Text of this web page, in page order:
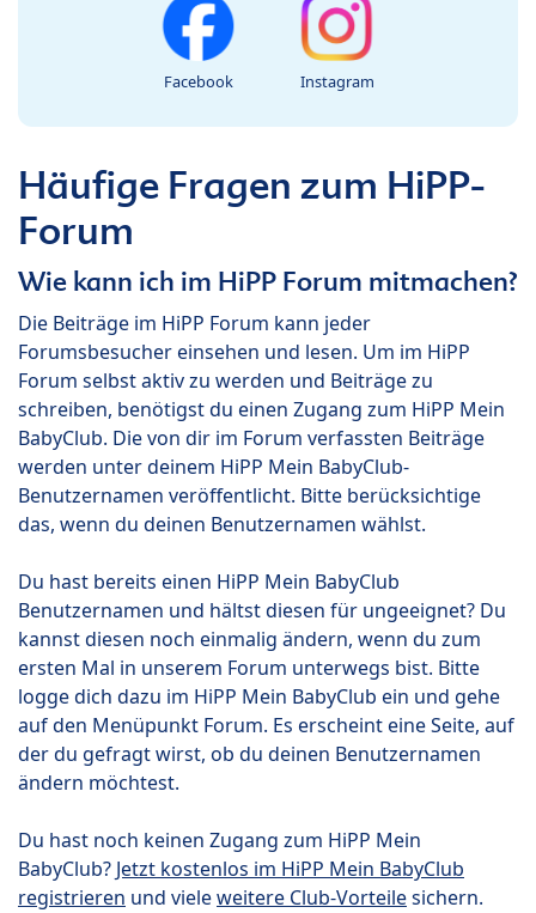
Facebook Instagram
Häufige Fragen zum HiPP-
Forum
Wie kann ich im HiPP Forum mitmachen?
Die Beiträge im HiPP Forum kann jeder
Forumsbesucher einsehen und lesen. Um im HiPP
Forum selbst aktiv zu werden und Beiträge zu
schreiben, benötigst du einen Zugang zum HiPP Mein
BabyClub. Die von dir im Forum verfassten Beiträge
werden unter deinem HiPP Mein BabyClub-
Benutzernamen veröffentlicht. Bitte berücksichtige
das, wenn du deinen Benutzernamen wählst.
Du hast bereits einen HiPP Mein BabyClub
Benutzernamen und hältst diesen für ungeeignet? Du
kannst diesen noch einmalig ändern, wenn du zum
ersten Mal in unserem Forum unterwegs bist. Bitte
logge dich dazu im HiPP Mein BabyClub ein und gehe
auf den Menüpunkt Forum. Es erscheint eine Seite, auf
der du gefragt wirst, ob du deinen Benutzernamen
ändern möchtest.
Du hast noch keinen Zugang zum HiPP Mein
BabyClub? Jetzt kostenlos im HiPP Mein BabyClub
registrieren und vieleweitere Club-Vorteilesichern.